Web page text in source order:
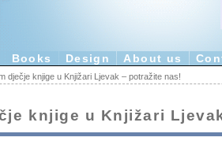
Books Design About us
dječje knjige u Knjižari Ljevak – potražite nas!
knjige u Knjižari